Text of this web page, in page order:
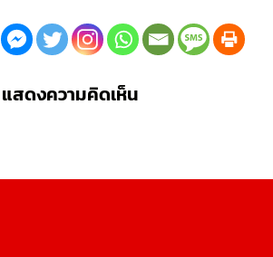
แสดงความคิดเห็น